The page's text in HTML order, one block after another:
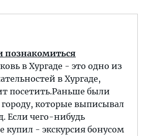
познакомиться
в Хургаде - это одно из
в Хургаде,
посетить.Раньше были
городу, которые выписывал
Если чего-нибудь
купил - экскурсия бонусом